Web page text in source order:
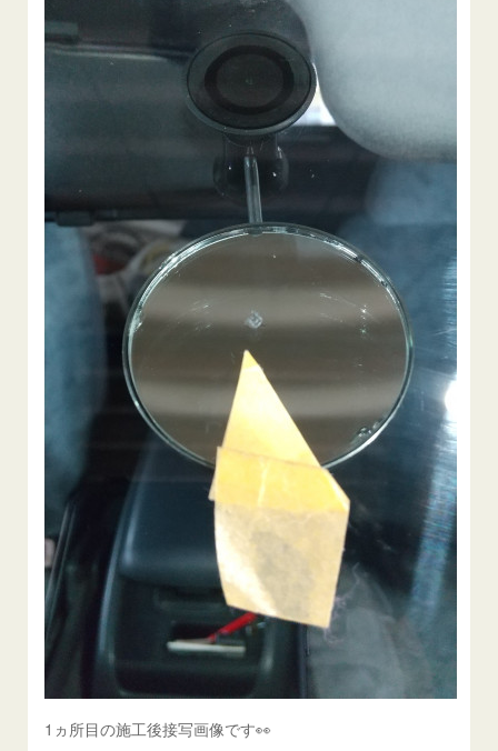
1ヵ所目の施工後接写画像です👀